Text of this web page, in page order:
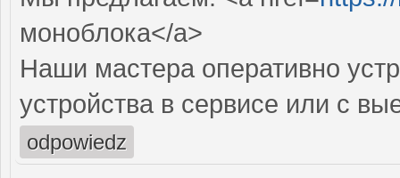
моноблока</a>
Наши мастера оперативно
устройства в сервисе или с
odpowiedz